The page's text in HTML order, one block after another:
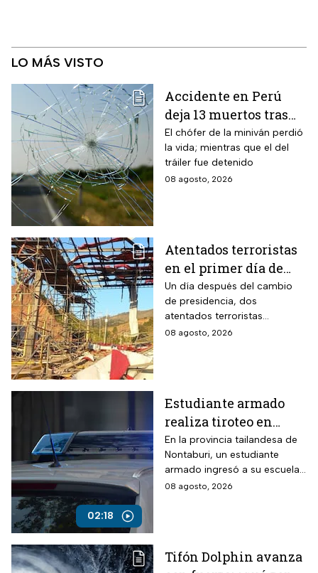
LO MÁS VISTO
Accidente en Perú
deja 13 muertos tras
choque entre una
miniván y un tráiler
El chófer de la miniván perdió
la vida; mientras que el del
tráiler fue detenido
08 agosto, 2026
Atentados terroristas
en el primer día de
presidencia de
Abelardo De la
Espriella en Colombia
Un día después del cambio
de presidencia, dos
atentados terroristas
ocurrieron en Colombia
08 agosto, 2026
02:18
Estudiante armado
realiza tiroteo en
escuela de Tailandia
En la provincia tailandesa de
Nontaburi, un estudiante
armado ingresó a su escuela
y abrió fuego contra
08 agosto, 2026
Tifón Dolphin avanza